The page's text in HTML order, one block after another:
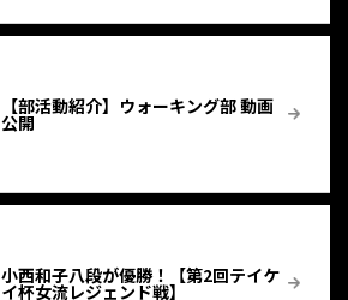
【部活動紹介】ウォーキング部 動画
公開
小西和子八段が優勝！【第2回テイケ
イ杯女流レジェンド戦】